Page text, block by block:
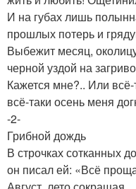
И на губах лишь
прошлых потерь и
Выбежит месяц,
черной уздой на
Кажется мне?.. Или всё-
всё-таки осень меня
-2-
Грибной дождь
В строчках сотканных
он писал ей: «Всё